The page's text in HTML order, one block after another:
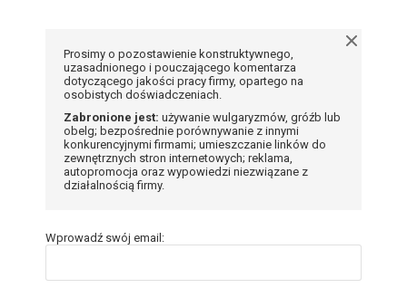
Prosimy o pozostawienie konstruktywnego,
uzasadnionego i pouczającego komentarza
dotyczącego jakości pracy firmy, opartego na
osobistych doświadczeniach.
Zabronione jest: używanie wulgaryzmów, gróźb lub
obelg; bezpośrednie porównywanie z innymi
konkurencyjnymi firmami; umieszczanie linków do
zewnętrznych stron internetowych; reklama,
autopromocja oraz wypowiedzi niezwiązane z
działalnością firmy.
Wprowadź swój email: